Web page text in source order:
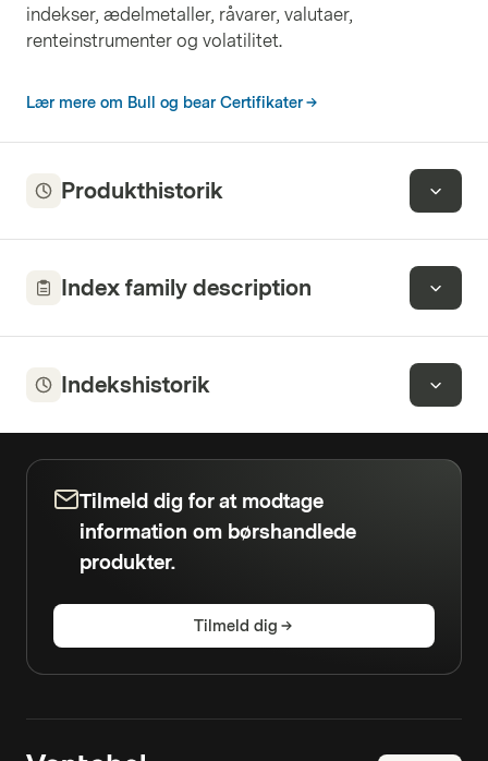
indekser, ædelmetaller, råvarer, valutaer,
renteinstrumenter og volatilitet.
Lær mere om Bull og bear Certifikater
Produkthistorik
Index family description
Indekshistorik
Tilmeld dig for at modtage
information om børshandlede
produkter.
Tilmeld dig